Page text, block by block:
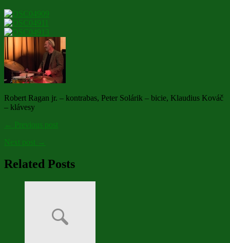
Robert Ragan jr. – kontrabas, Peter Solárik – bicie, Klaudius Kováč
– klávesy
← Previous post
Next post →
Related Posts